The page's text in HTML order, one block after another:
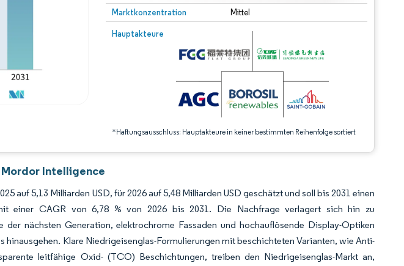
Marktkonzentration Mittel
Hauptakteure
*Haftungsausschluss: Hauptakteure in keiner bestimmten Reihenfolge sortiert
Bild © Mordor Intelligence. Wiederverwendung erfordert Namensnennung gemäß CC BY 4.0.
Intelligence
auf 5,13 Milliarden USD, für 2026 auf 5,48 Milliarden USD geschätzt und soll bis 2031 einen
einer CAGR von 6,78 % von 2026 bis 2031. Die Nachfrage verlagert sich hin zu
nächsten Generation, elektrochrome Fassaden und hochauflösende Display-Optiken
hinausgehen. Klare Niedrigeisenglas-Formulierungen mit beschichteten Varianten, wie Anti-
leitfähige Oxid- (TCO) Beschichtungen, treiben den Niedrigeisenglas-Markt an,